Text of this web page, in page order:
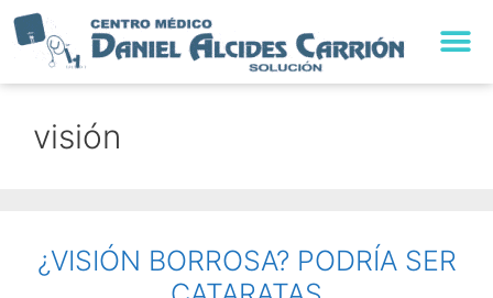
visión
¿VISIÓN BORROSA? PODRÍA SER